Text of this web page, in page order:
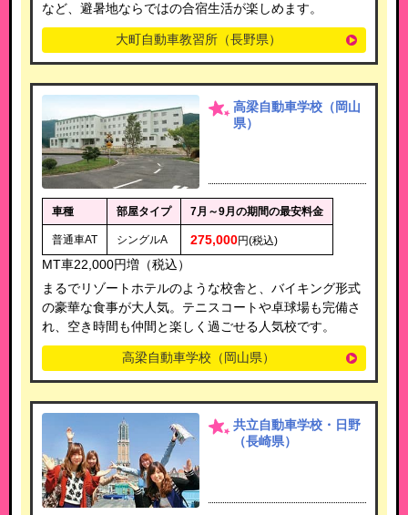
大町自動車教習所（長野県）
など、避暑地ならではの合宿生活が楽しめます。
高梁自動車学校（岡山
県）
高梁自動車学校（岡山県）
車種 部屋タイプ 7月～9月の期間の最安料金
普通車AT シングルA 275,000円(税込)
MT車22,000円増（税込）
まるでリゾートホテルのような校舎と、バイキング形式
の豪華な食事が大人気。テニスコートや卓球場も完備さ
れ、空き時間も仲間と楽しく過ごせる人気校です。
共立自動車学校・日野
（長崎県）